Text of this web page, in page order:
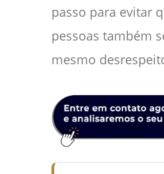
passo para evitar
pessoas também
mesmo